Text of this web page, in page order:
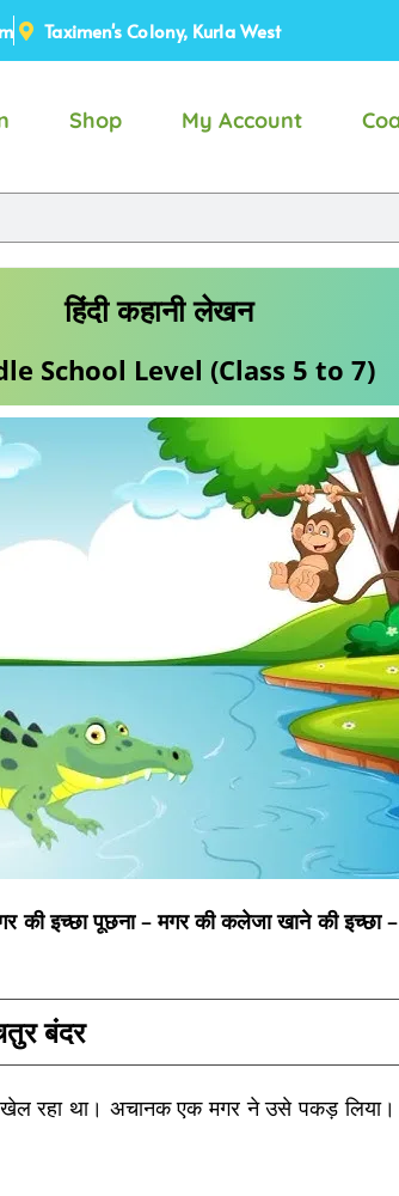
Taximen's Colony, Kurla West
Shop My Account
हिंदी कहानी लेखन
School Level (Class 5 to 7)
की इच्छा पूछना – मगर की कलेजा खाने की
बंदर
रहा था। अचानक एक मगर ने उसे पकड़